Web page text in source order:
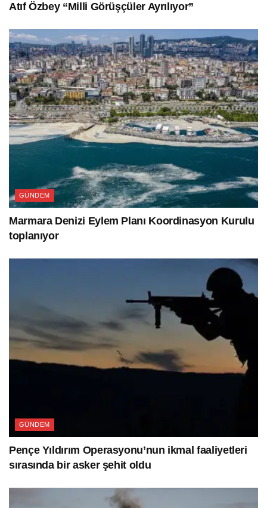
Atıf Özbey “Milli Görüşçüler Ayrılıyor”
GÜNDEM
Marmara Denizi Eylem Planı Koordinasyon Kurulu
toplanıyor
GÜNDEM
Pençe Yıldırım Operasyonu’nun ikmal faaliyetleri
sırasında bir asker şehit oldu